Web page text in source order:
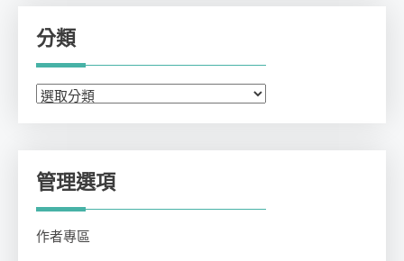
分類
分
管理選項
作者專區